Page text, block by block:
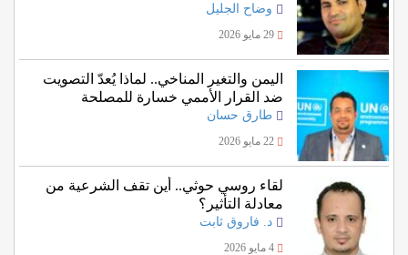
وضاح الجليل
29 مايو 2026
اليمن والتغير المناخي.. لماذا يُعدّ التصويت
ضد القرار الأممي خسارة للمصلحة
اليمنية؟
طارق حسان
لقاء روسي حوثي.. أين تقف الشرعية من
معادلة التأثير؟
د. فاروق ثابت
4 مايو 2026